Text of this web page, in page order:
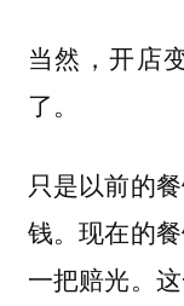
当然，开店
了。
只是以前的
钱。现在的
一把赔光。